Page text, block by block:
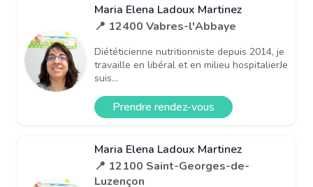
Maria Elena Ladoux Martinez
📍 12400 Vabres-l'Abbaye
Diététicienne nutritionniste depuis 2014, je
travaille en libéral et en milieu hospitalierJe
suis...
Prendre rendez-vous
Maria Elena Ladoux Martinez
📍 12100 Saint-Georges-de-
Luzençon